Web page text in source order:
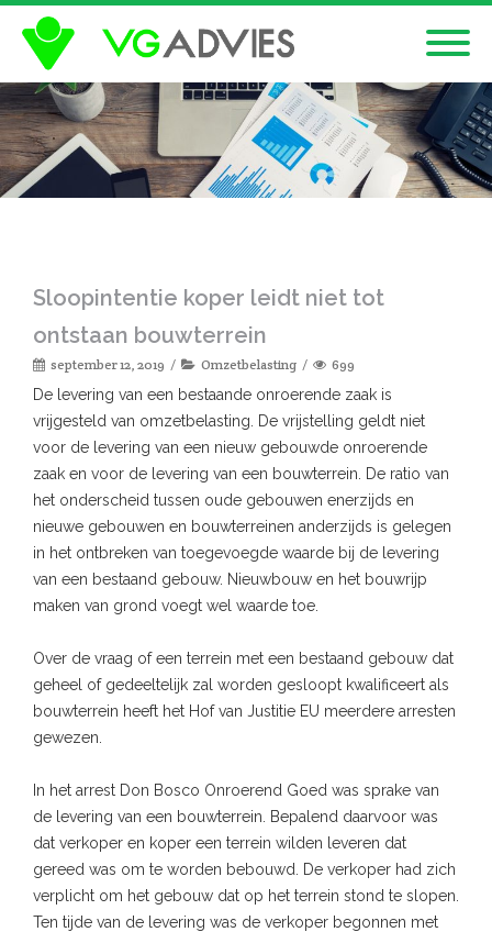
Sloopintentie koper leidt niet tot
ontstaan bouwterrein
september 12, 2019 Omzetbelasting 699
De levering van een bestaande onroerende zaak is
vrijgesteld van omzetbelasting. De vrijstelling geldt niet
voor de levering van een nieuw gebouwde onroerende
zaak en voor de levering van een bouwterrein. De ratio van
het onderscheid tussen oude gebouwen enerzijds en
nieuwe gebouwen en bouwterreinen anderzijds is gelegen
in het ontbreken van toegevoegde waarde bij de levering
van een bestaand gebouw. Nieuwbouw en het bouwrijp
maken van grond voegt wel waarde toe.
Over de vraag of een terrein met een bestaand gebouw dat
geheel of gedeeltelijk zal worden gesloopt kwalificeert als
bouwterrein heeft het Hof van Justitie EU meerdere arresten
gewezen.
In het arrest Don Bosco Onroerend Goed was sprake van
de levering van een bouwterrein. Bepalend daarvoor was
dat verkoper en koper een terrein wilden leveren dat
gereed was om te worden bebouwd. De verkoper had zich
verplicht om het gebouw dat op het terrein stond te slopen.
Ten tijde van de levering was de verkoper begonnen met